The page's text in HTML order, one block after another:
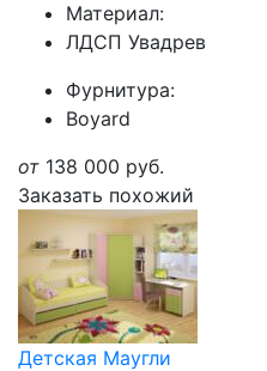
Материал:
ЛДСП Увадрев
Фурнитура:
Boyard
от 138 000 руб.
Заказать похожий
Детская Маугли